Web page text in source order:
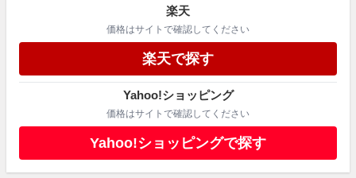
楽天
価格はサイトで確認してください
楽天で探す
Yahoo!ショッピング
価格はサイトで確認してください
Yahoo!ショッピングで探す